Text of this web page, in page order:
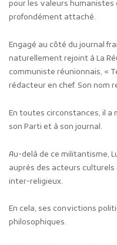
pour les valeurs
profondément attaché.
Engagé au côté du journal
naturellement rejoint à La
communiste réunionnais, «
rédacteur en chef. Son nom
En toutes circonstances, il a
son Parti et à son journal.
Au-delà de ce militantisme,
auprès des acteurs
inter-religieux.
En cela, ses convictions
philosophiques.